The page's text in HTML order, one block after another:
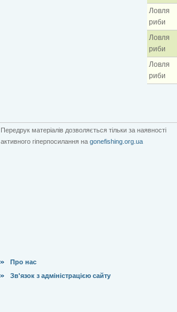
Ловля
риби
Ловля
риби
Ловля
риби
Передрук матеріалів дозволяється тільки за наявності
активного гіперпосилання на gonefishing.org.ua
Про нас
Зв'язок з адміністрацією сайту